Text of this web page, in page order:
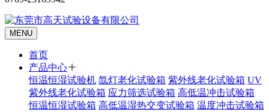
MENU
首页
产品中心
恒温恒湿试验机 氙灯老化试验箱 紫外线老化试验箱 UV
紫外线老化试验箱 应力筛选试验箱 高低温冲击试验箱
恒温恒湿试验箱 高低温湿热交变试验箱 温度冲击试验箱